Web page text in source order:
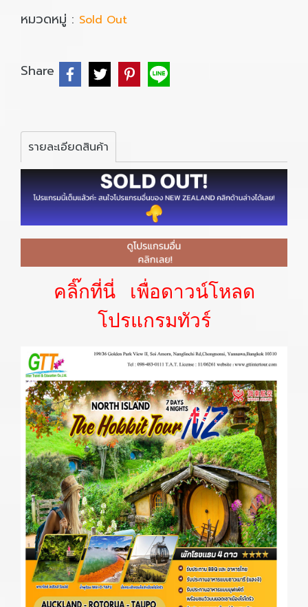
หมวดหมู่ : Sold Out
Share
รายละเอียดสินค้า
คลิ๊กที่นี่ เพื่อดาวน์โหลด
โปรแกรมทัวร์